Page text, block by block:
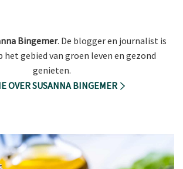
Bingemer. De blogger en journalist is
het gebied van groen leven en gezond
genieten.
OVER SUSANNA BINGEMER